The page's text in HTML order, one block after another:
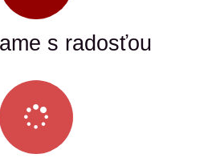
s radosťou